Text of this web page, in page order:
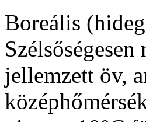
Boreális
jellemzett öv,